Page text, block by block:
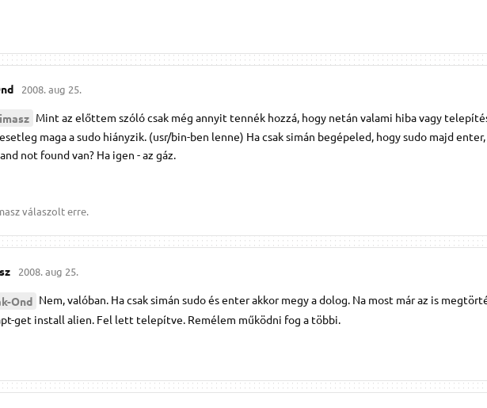
2008. aug 25.
Mint az előttem szóló csak még annyit tennék hozzá, hogy netán valami hiba vagy
maga a sudo hiányzik. (usr/bin-ben lenne) Ha csak simán begépeled, hogy sudo majd
not found van? Ha igen - az gáz.
válaszolt erre.
2008. aug 25.
Ond Nem, valóban. Ha csak simán sudo és enter akkor megy a dolog. Na most már az is
get install alien. Fel lett telepítve. Remélem működni fog a többi.